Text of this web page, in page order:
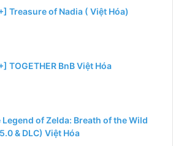
Treasure of Nadia ( Việt Hóa)
TOGETHER BnB Việt Hóa
Legend of Zelda: Breath of the Wild
& DLC) Việt Hóa